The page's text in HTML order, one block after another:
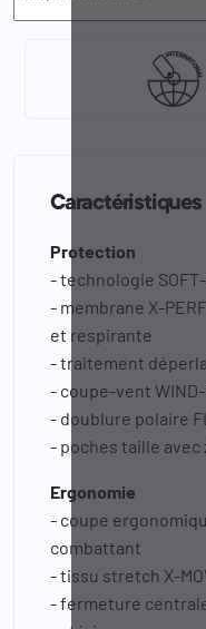
Caractéristiques
Protection
- technologie
- membrane X-
et respirante
- traitement
- coupe-vent WIND-
- doublure polaire
- poches taille avec
Ergonomie
- coupe
combattant
- tissu stretch X-
- fermeture